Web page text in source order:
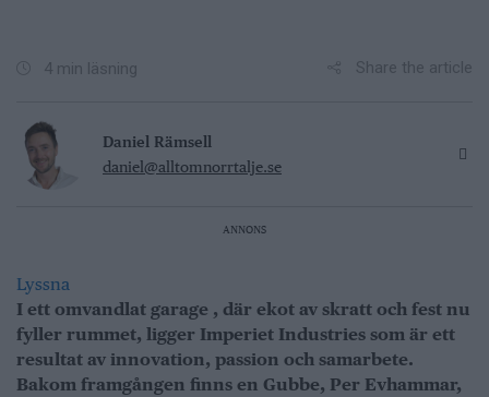
4 min läsning Share the article
Daniel Rämsell
daniel@alltomnorrtalje.se
ANNONS
Lyssna
I ett omvandlat garage , där ekot av skratt och fest nu
fyller rummet, ligger Imperiet Industries som är ett
resultat av innovation, passion och samarbete.
Bakom framgången finns en Gubbe, Per Evhammar,